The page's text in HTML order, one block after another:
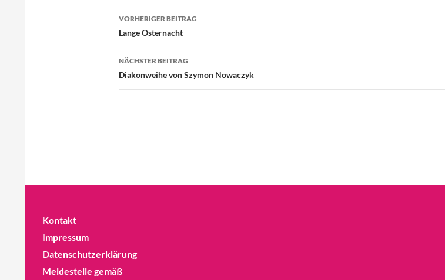
Beitragsnavigation
VORHERIGER BEITRAG
Lange Osternacht
NÄCHSTER BEITRAG
Diakonweihe von Szymon Nowaczyk
Kontakt
Impressum
Datenschutzerklärung
Meldestelle gemäß